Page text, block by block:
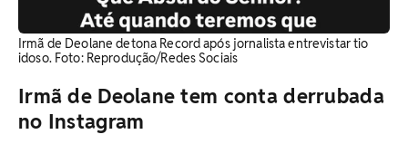
Irmã de Deolane detona Record após jornalista entrevistar tio
idoso. Foto: Reprodução/Redes Sociais
Irmã de Deolane tem conta derrubada
no Instagram